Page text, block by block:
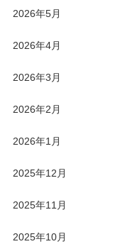
2026年5月
2026年4月
2026年3月
2026年2月
2026年1月
2025年12月
2025年11月
2025年10月